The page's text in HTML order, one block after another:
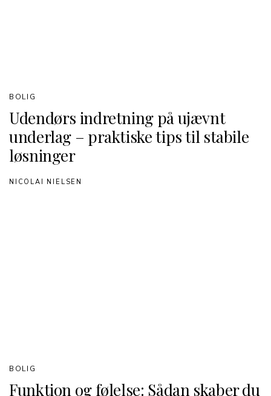
Udendørs indretning på ujævnt
underlag – praktiske tips til stabile
løsninger
BOLIG
NICOLAI NIELSEN
Funktion og følelse: Sådan skaber du
BOLIG